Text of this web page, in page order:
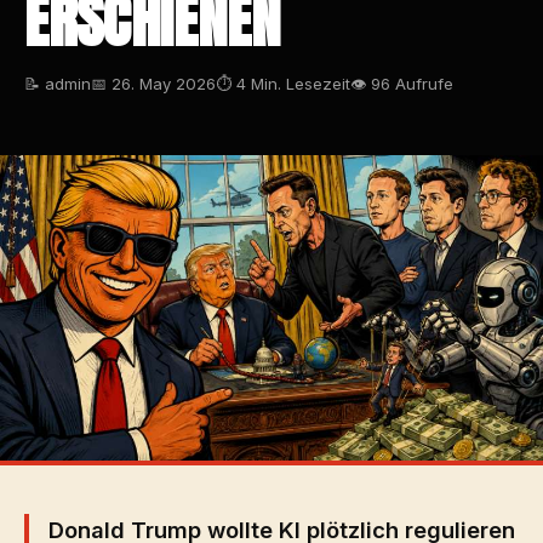
ERSCHIENEN
📝 admin📅 26. May 2026⏱ 4 Min. Lesezeit👁 96 Aufrufe
Donald Trump wollte KI plötzlich regulieren